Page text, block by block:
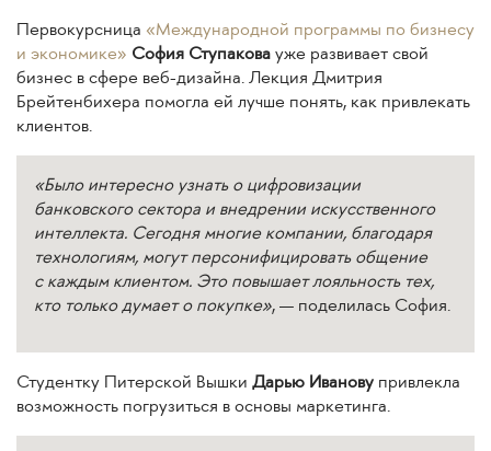
Первокурсница «Международной программы по бизнесу
и экономике» София Ступаковауже развивает свой
бизнес в сфере веб-дизайна. Лекция Дмитрия
Брейтенбихера помогла ей лучше понять, как привлекать
клиентов.
«Было интересно узнать о цифровизации
банковского сектора и внедрении искусственного
интеллекта. Сегодня многие компании, благодаря
технологиям, могут персонифицировать общение
с каждым клиентом. Это повышает лояльность тех,
кто только думает о покупке», — поделилась София.
Студентку Питерской Вышки Дарью Иванову привлекла
возможность погрузиться в основы маркетинга.